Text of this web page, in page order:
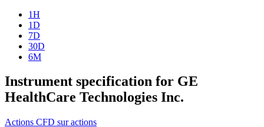
1H
1D
7D
30D
6M
Instrument specification for GE
HealthCare Technologies Inc.
Actions CFD sur actions